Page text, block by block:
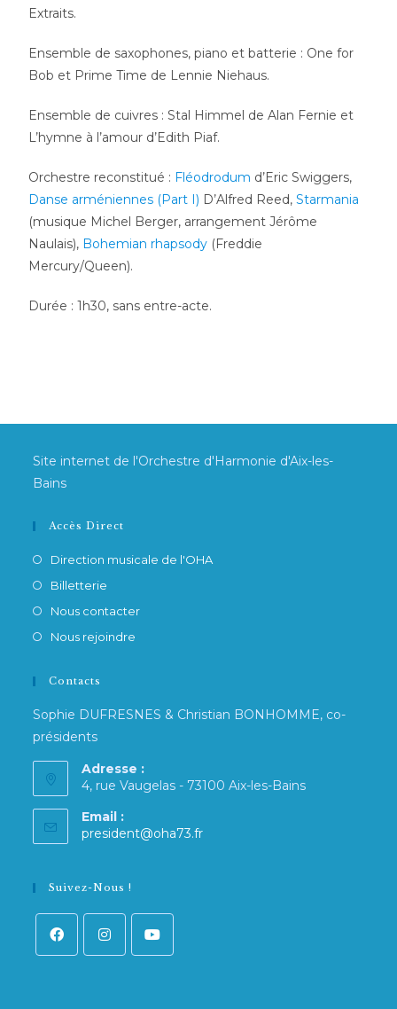
Extraits.
Ensemble de saxophones, piano et batterie : One for
Bob et Prime Time de Lennie Niehaus.
Ensemble de cuivres : Stal Himmel de Alan Fernie et
L’hymne à l’amour d’Edith Piaf.
Orchestre reconstitué : Fléodrodum d’Eric Swiggers,
Danse arméniennes (Part I) D’Alfred Reed,Starmania
(musique Michel Berger, arrangement Jérôme
Naulais), Bohemian rhapsody (Freddie
Mercury/Queen).
Durée : 1h30, sans entre-acte.
Site internet de l'Orchestre d'Harmonie d'Aix-les-
Bains
Accès Direct
Direction musicale de l'OHA
Billetterie
Nous contacter
Nous rejoindre
Contacts
Sophie DUFRESNES & Christian BONHOMME, co-
présidents
Adresse :
4, rue Vaugelas - 73100 Aix-les-Bains
Email :
president@oha73.fr
Suivez-Nous !